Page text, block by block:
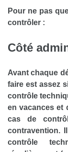
Pour ne pas
contrôler :
Côté
Avant chaque
faire est assez
contrôle
en vacances et
cas de
contravention.
contrôle